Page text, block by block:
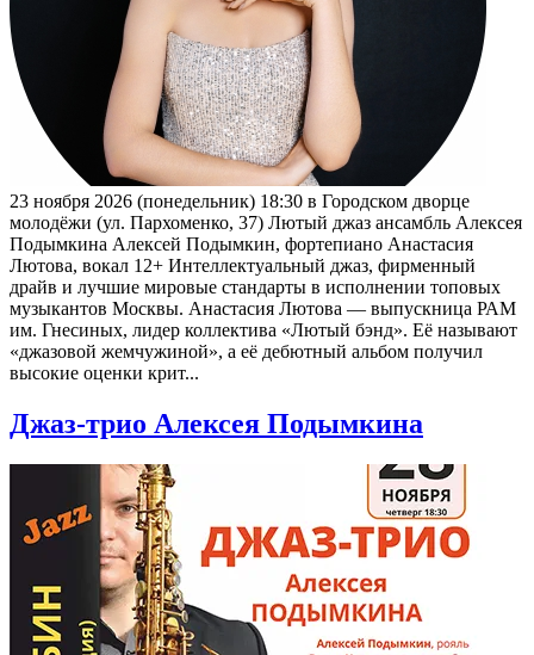
23 ноября 2026 (понедельник) 18:30 в Городском дворце
молодёжи (ул. Пархоменко, 37) Лютый джаз ансамбль Алексея
Подымкина Алексей Подымкин, фортепиано Анастасия
Лютова, вокал 12+ Интеллектуальный джаз, фирменный
драйв и лучшие мировые стандарты в исполнении топовых
музыкантов Москвы. Анастасия Лютова — выпускница РАМ
им. Гнесиных, лидер коллектива «Лютый бэнд». Её называют
«джазовой жемчужиной», а её дебютный альбом получил
высокие оценки крит...
Джаз-трио Алексея Подымкина